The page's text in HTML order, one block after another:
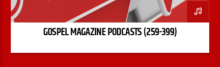
GOSPEL MAGAZINE PODCASTS (259-399)